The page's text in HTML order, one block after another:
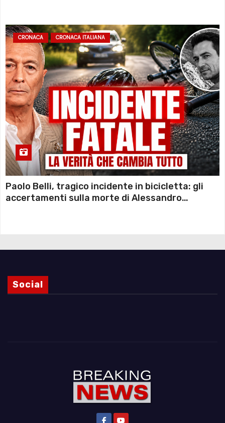
CRONACA CRONACA ITALIANA
Paolo Belli, tragico incidente in bicicletta: gli
accertamenti sulla morte di Alessandro
Social